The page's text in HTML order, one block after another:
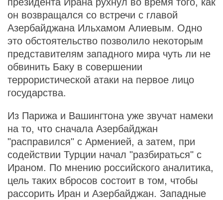
он возвращался со встречи с главой
Азербайджана Ильхамом Алиевым. Одно
это обстоятельство позволило некоторым
представителям западного мира чуть ли не
обвинить Баку в совершении
террористической атаки на первое лицо
государства.
Из Парижа и Вашингтона уже звучат намеки
на то, что сначала Азербайджан
"расправился" с Арменией, а затем, при
содействии Турции начал "разбираться" с
Ираном. По мнению российского аналитика,
цель таких вбросов состоит в том, чтобы
рассорить Иран и Азербайджан. Западные